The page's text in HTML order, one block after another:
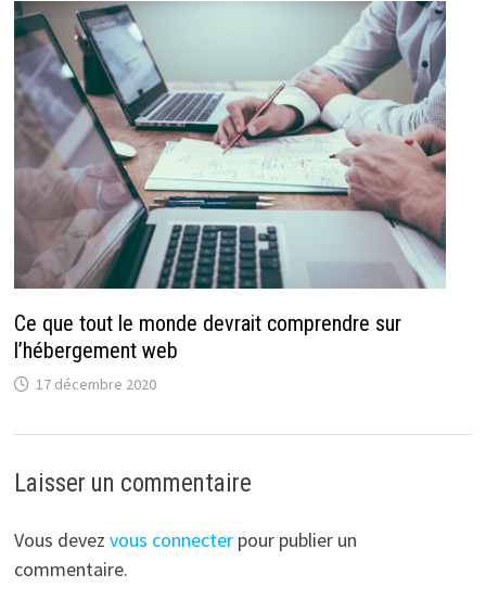
Ce que tout le monde devrait comprendre sur
l’hébergement web
17 décembre 2020
Laisser un commentaire
Vous devez vous connecterpour publier un
commentaire.